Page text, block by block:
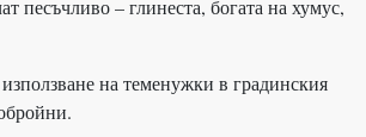
песъчливо – глинеста, богата на хумус,
на теменужки в градинския